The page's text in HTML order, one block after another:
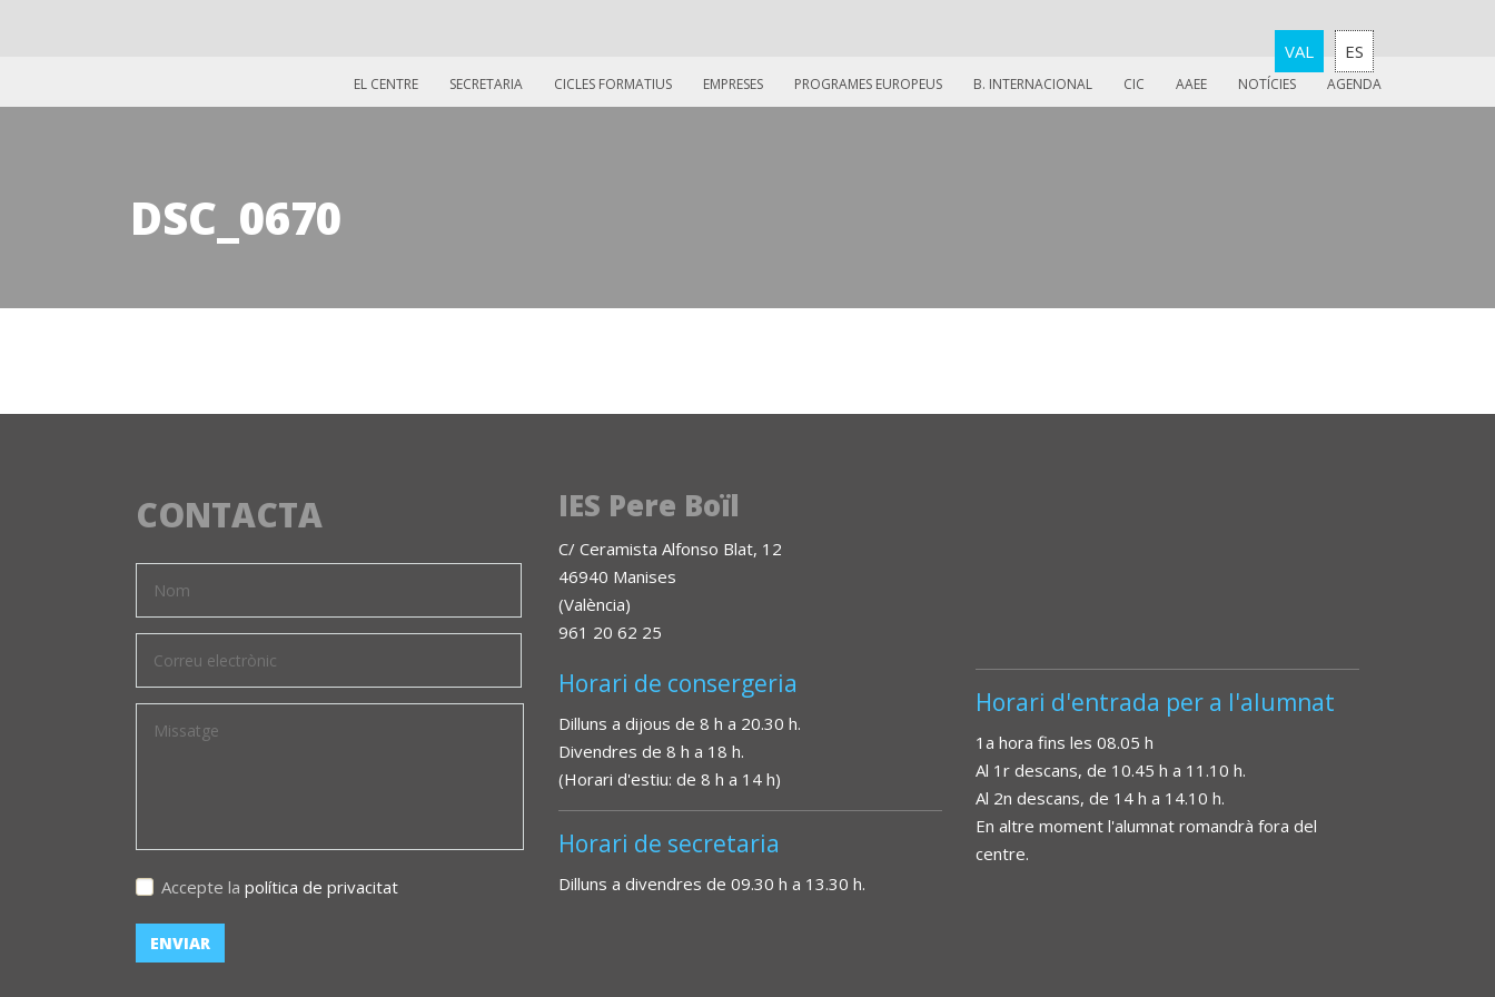
VAL ES
EL CENTRE SECRETARIA CICLES FORMATIUS EMPRESES PROGRAMES EUROPEUS B. INTERNACIONAL CIC AAEE NOTÍCIES AGENDA
DSC_0670
CONTACTA
Accepte la política de privacitat
IES Pere Boïl
C/ Ceramista Alfonso Blat, 12
46940 Manises
(València)
961 20 62 25
Horari de consergeria
Dilluns a dijous de 8 h a 20.30 h.
Divendres de 8 h a 18 h.
(Horari d'estiu: de 8 h a 14 h)
Horari de secretaria
Dilluns a divendres de 09.30 h a 13.30 h.
Horari d'entrada per a l'alumnat
1a hora fins les 08.05 h
Al 1r descans, de 10.45 h a 11.10 h.
Al 2n descans, de 14 h a 14.10 h.
En altre moment l'alumnat romandrà fora del
centre.